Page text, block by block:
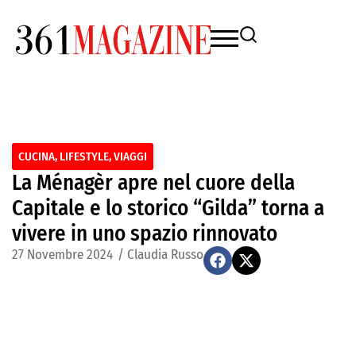
CUCINA, LIFESTYLE,VIAGGI
La Ménagèr apre nel cuore della
Capitale e lo storico “Gilda” torna a
vivere in uno spazio rinnovato
27 Novembre 2024 / Claudia Russo